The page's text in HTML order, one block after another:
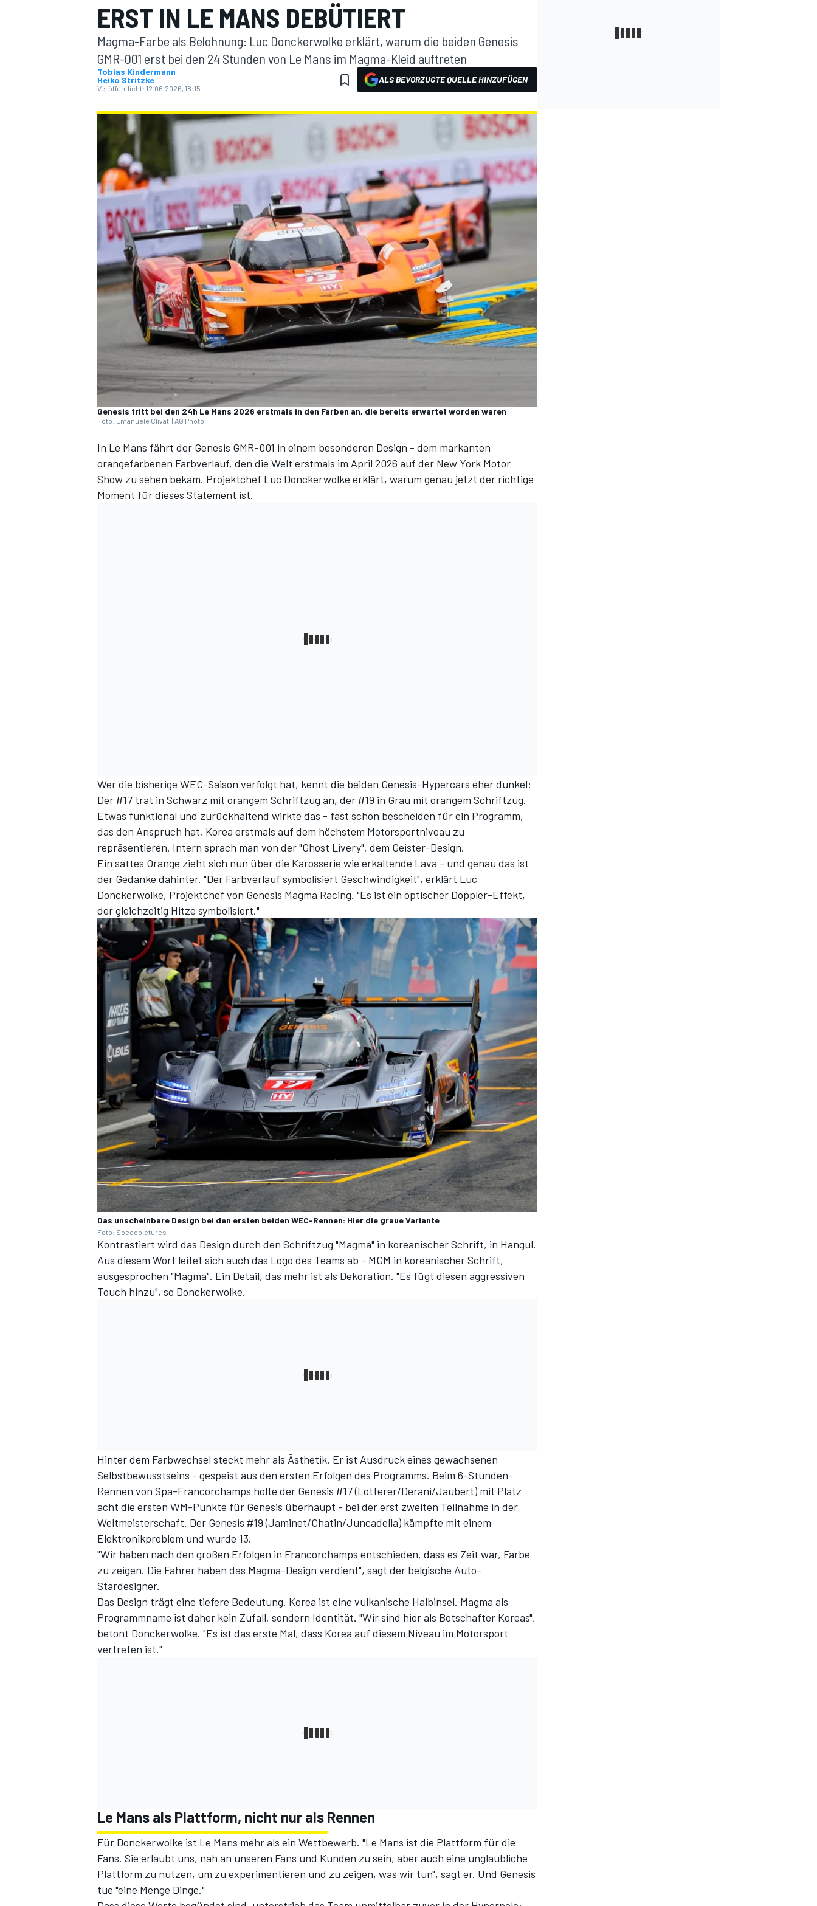
MOTOGP
SPORTWAGEN
ERST IN LE MANS DEBÜTIERT
Magma-Farbe als Belohnung: Luc Donckerwolke erklärt, warum die beiden Genesis
GMR-001 erst bei den 24 Stunden von Le Mans im Magma-Kleid auftreten
Tobias Kindermann
Heiko Stritzke
Veröffentlicht: 12.06.2026, 18:15
ALS BEVORZUGTE QUELLE HINZUFÜGEN
Genesis tritt bei den 24h Le Mans 2026 erstmals in den Farben an, die bereits erwartet worden waren
Foto: Emanuele Clivati | AG Photo
In Le Mans fährt der Genesis GMR-001 in einem besonderen Design - dem markanten
orangefarbenen Farbverlauf, den die Welt erstmals im April 2026 auf der New York Motor
Show zu sehen bekam. Projektchef Luc Donckerwolke erklärt, warum genau jetzt der richtige
Moment für dieses Statement ist.
Wer die bisherige WEC-Saison verfolgt hat, kennt die beiden Genesis-Hypercars eher dunkel:
Der #17 trat in Schwarz mit orangem Schriftzug an, der #19 in Grau mit orangem Schriftzug.
Etwas funktional und zurückhaltend wirkte das - fast schon bescheiden für ein Programm,
das den Anspruch hat, Korea erstmals auf dem höchstem Motorsportniveau zu
repräsentieren. Intern sprach man von der "Ghost Livery", dem Geister-Design.
Ein sattes Orange zieht sich nun über die Karosserie wie erkaltende Lava - und genau das ist
der Gedanke dahinter. "Der Farbverlauf symbolisiert Geschwindigkeit", erklärt Luc
Donckerwolke, Projektchef von Genesis Magma Racing. "Es ist ein optischer Doppler-Effekt,
der gleichzeitig Hitze symbolisiert."
Das unscheinbare Design bei den ersten beiden WEC-Rennen: Hier die graue Variante
Foto: Speedpictures
Kontrastiert wird das Design durch den Schriftzug "Magma" in koreanischer Schrift, in Hangul.
Aus diesem Wort leitet sich auch das Logo des Teams ab - MGM in koreanischer Schrift,
ausgesprochen "Magma". Ein Detail, das mehr ist als Dekoration. "Es fügt diesen aggressiven
Touch hinzu", so Donckerwolke.
Hinter dem Farbwechsel steckt mehr als Ästhetik. Er ist Ausdruck eines gewachsenen
Selbstbewusstseins - gespeist aus den ersten Erfolgen des Programms. Beim 6-Stunden-
Rennen von Spa-Francorchamps holte der Genesis #17 (Lotterer/Derani/Jaubert) mit Platz
acht die ersten WM-Punkte für Genesis überhaupt - bei der erst zweiten Teilnahme in der
Weltmeisterschaft. Der Genesis #19 (Jaminet/Chatin/Juncadella) kämpfte mit einem
Elektronikproblem und wurde 13.
"Wir haben nach den großen Erfolgen in Francorchamps entschieden, dass es Zeit war, Farbe
zu zeigen. Die Fahrer haben das Magma-Design verdient", sagt der belgische Auto-
Stardesigner.
Das Design trägt eine tiefere Bedeutung. Korea ist eine vulkanische Halbinsel. Magma als
Programmname ist daher kein Zufall, sondern Identität. "Wir sind hier als Botschafter Koreas",
betont Donckerwolke. "Es ist das erste Mal, dass Korea auf diesem Niveau im Motorsport
vertreten ist."
Le Mans als Plattform, nicht nur als Rennen
Für Donckerwolke ist Le Mans mehr als ein Wettbewerb. "Le Mans ist die Plattform für die
Fans. Sie erlaubt uns, nah an unseren Fans und Kunden zu sein, aber auch eine unglaubliche
Plattform zu nutzen, um zu experimentieren und zu zeigen, was wir tun", sagt er. Und Genesis
tue "eine Menge Dinge."